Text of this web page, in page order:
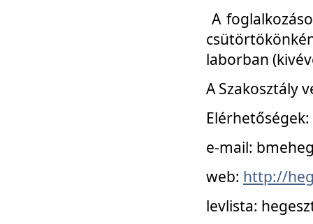
A
laborban
A Szakosztály
Elérhetőségek:
e-mail:
web: http://
levlista: